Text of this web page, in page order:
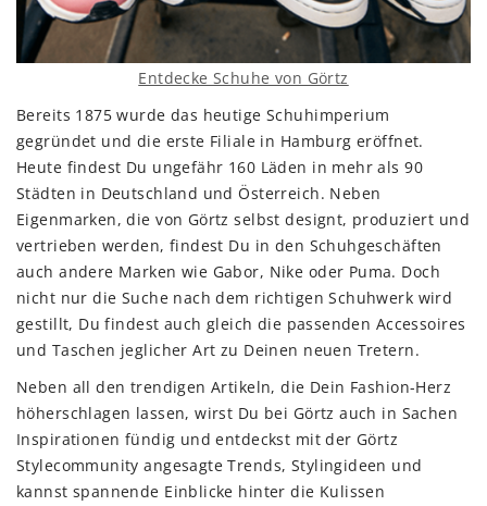
Entdecke Schuhe von Görtz
Bereits 1875 wurde das heutige Schuhimperium
gegründet und die erste Filiale in Hamburg eröffnet.
Heute findest Du ungefähr 160 Läden in mehr als 90
Städten in Deutschland und Österreich. Neben
Eigenmarken, die von Görtz selbst designt, produziert und
vertrieben werden, findest Du in den Schuhgeschäften
auch andere Marken wie Gabor, Nike oder Puma. Doch
nicht nur die Suche nach dem richtigen Schuhwerk wird
gestillt, Du findest auch gleich die passenden Accessoires
und Taschen jeglicher Art zu Deinen neuen Tretern.
Neben all den trendigen Artikeln, die Dein Fashion-Herz
höherschlagen lassen, wirst Du bei Görtz auch in Sachen
Inspirationen fündig und entdeckst mit der Görtz
Stylecommunity angesagte Trends, Stylingideen und
kannst spannende Einblicke hinter die Kulissen